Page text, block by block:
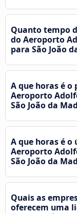
Quanto tempo
do Aeroporto
para São João
A que horas é
Aeroporto
São João da
A que horas é
Aeroporto
São João da
Quais as
oferecem uma